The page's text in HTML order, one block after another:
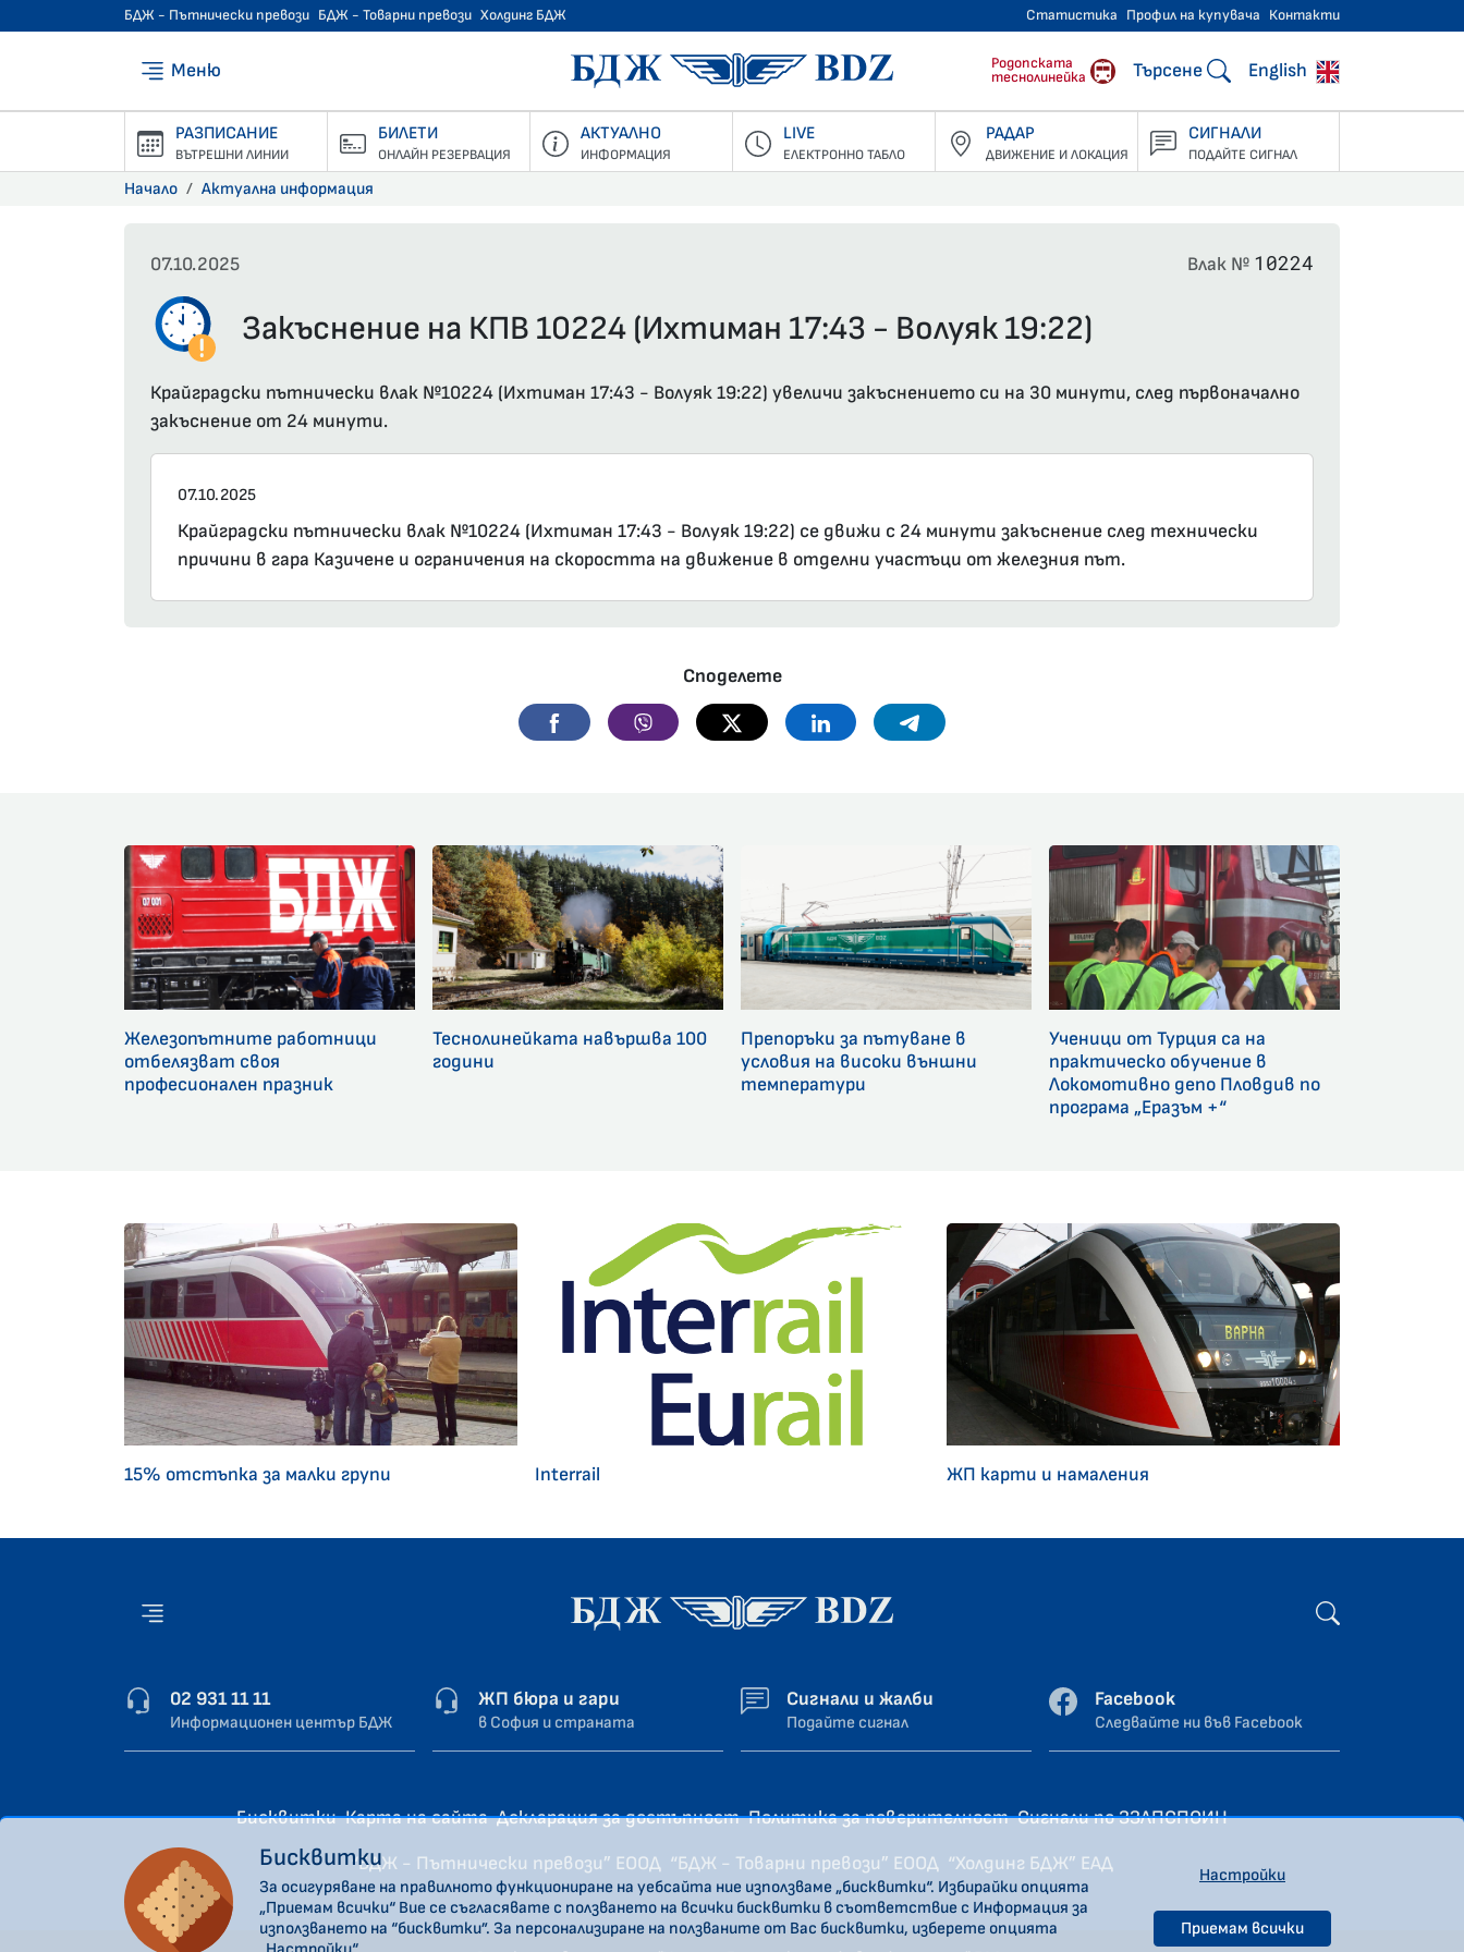
БДЖ - Пътнически превози БДЖ - Товарни превози Холдинг БДЖ Статистика Профил на купувача Контакти
Меню БДЖ - Пътнически превози
Родопската
теснолинейка
Търсене English
РАЗПИСАНИЕ
ВЪТРЕШНИ ЛИНИИ
БИЛЕТИ
ОНЛАЙН РЕЗЕРВАЦИЯ
АКТУАЛНО
ИНФОРМАЦИЯ
LIVE
ЕЛЕКТРОННО ТАБЛО
РАДАР
ДВИЖЕНИЕ И ЛОКАЦИЯ
СИГНАЛИ
ПОДАЙТЕ СИГНАЛ
Начало Актуална информация
07.10.2025 Влак № 10224
Закъснение на КПВ 10224 (Ихтиман 17:43 - Волуяк 19:22)
Крайградски пътнически влак №10224 (Ихтиман 17:43 - Волуяк 19:22) увеличи закъснението си на 30 минути, след първоначално
закъснение от 24 минути.
07.10.2025
Крайградски пътнически влак №10224 (Ихтиман 17:43 - Волуяк 19:22) се движи с 24 минути закъснение след технически
причини в гара Казичене и ограничения на скоростта на движение в отделни участъци от железния път.
Споделете
Facebook Viber Twitter Linkedin Telegram
Железопътните работници
отбелязват своя
професионален празник
Теснолинейката навършва 100
години
Препоръки за пътуване в
условия на високи външни
температури
Ученици от Турция са на
практическо обучение в
Локомотивно депо Пловдив по
програма „Еразъм +“
15% отстъпка за малки групи Interrail ЖП карти и намаления
02 931 11 11
Информационен център БДЖ
ЖП бюра и гари
в София и страната
Сигнали и жалби
Подайте сигнал
Facebook
Следвайте ни във Facebook
Бисквитки Карта на сайта Декларация за достъпност Политика за поверителност Сигнали по ЗЗЛПСПОИН
“БДЖ - Пътнически превози” ЕООД “БДЖ - Товарни превози” ЕООД “Холдинг БДЖ” ЕАД
Бисквитки
За осигуряване на правилното функциониране на уебсайта ние използваме „бисквитки“. Избирайки опцията
„Приемам всички“ Вие се съгласявате с ползването на всички бисквитки в съответствие с Информация за
използването на “бисквитки”. За персонализиране на ползваните от Вас бисквитки, изберете опцията
Настройки
Приемам всички